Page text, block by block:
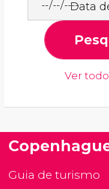
Data
Ver
Guia de turismo